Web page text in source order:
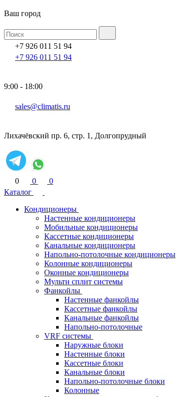
Ваш город
+7 926 011 51 94
+7 926 011 51 94
9:00 - 18:00
sales@climatis.ru
Лихачёвский пр. 6, стр. 1, Долгопрудный
0 0
0
Каталог
Кондиционеры
Настенные кондиционеры
Мобильные кондиционеры
Кассетные кондиционеры
Канальные кондиционеры
Напольно-потолочные кондиционеры
Колонные кондиционеры
Оконные кондиционеры
Мульти сплит системы
Фанкойлы
Настенные фанкойлы
Кассетные фанкойлы
Канальные фанкойлы
Напольно-потолочные
VRF системы
Наружные блоки
Настенные блоки
Кассетные блоки
Канальные блоки
Напольно-потолочные блоки
Колонные